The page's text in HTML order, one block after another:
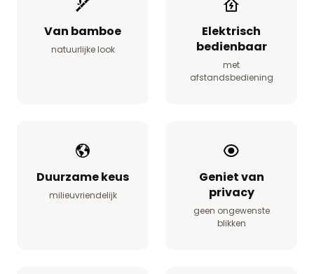
Van bamboe
natuurlijke look
Elektrisch
bedienbaar
met
afstandsbediening
Duurzame keus
milieuvriendelijk
Geniet van
privacy
geen ongewenste
blikken